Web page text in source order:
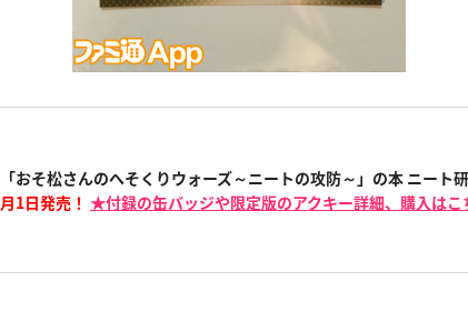
「おそ松さんのへそくりウォーズ～ニートの攻防～」の本 ニート
月1日発売！ ★付録の缶バッジや限定版のアクキー詳細、購入はこ